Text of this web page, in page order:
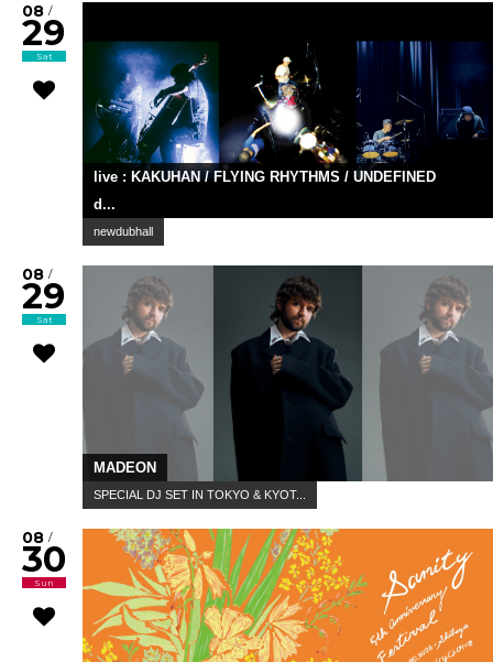
08 /
29
Sat
live : KAKUHAN / FLYING RHYTHMS / UNDEFINED
d...
newdubhall
08 /
29
Sat
MADEON
SPECIAL DJ SET IN TOKYO & KYOT...
08 /
30
Sun